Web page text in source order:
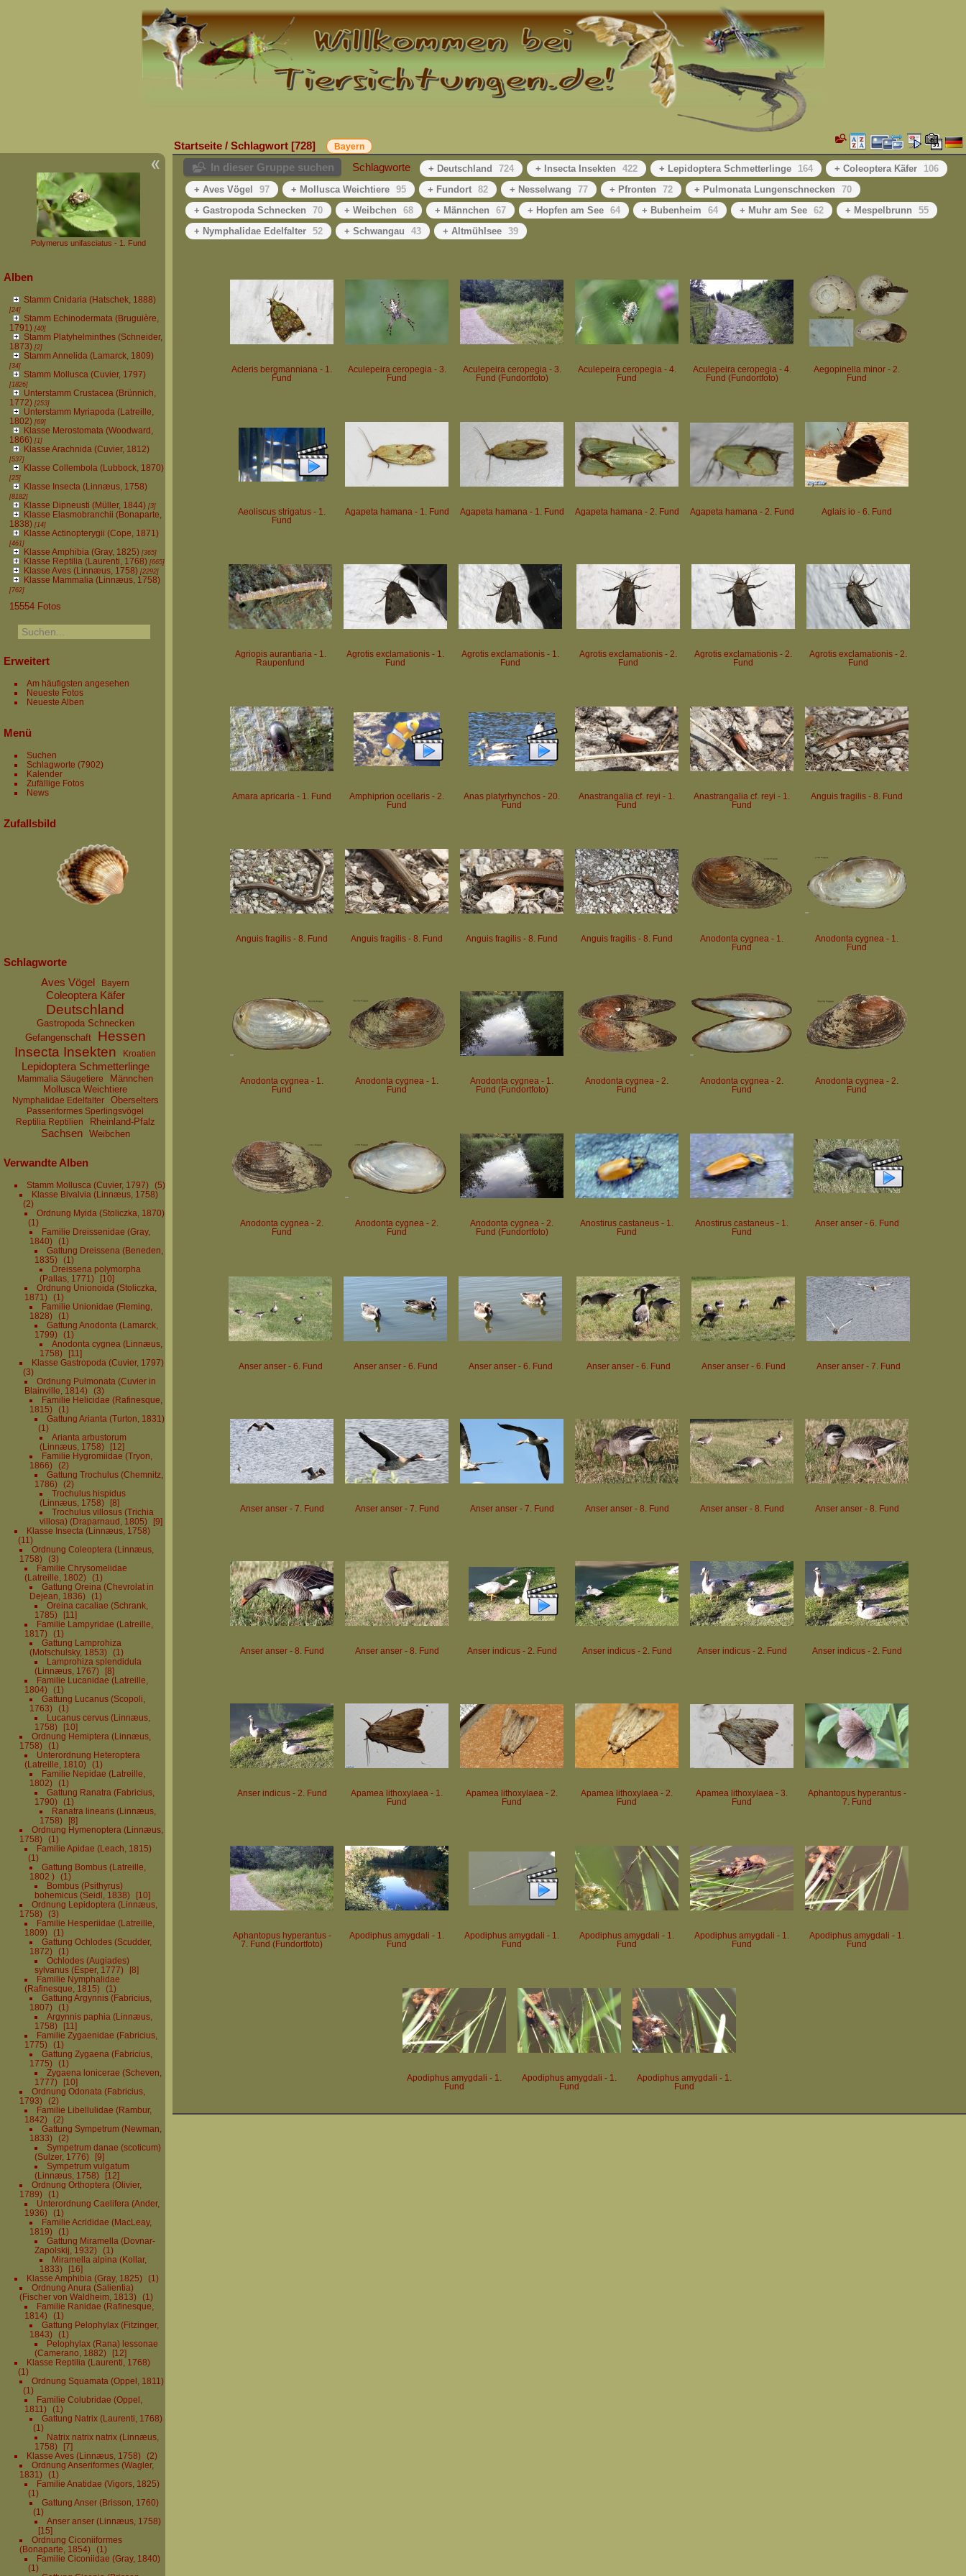
Polymerus unifasciatus - 1. Fund
Alben
Stamm Cnidaria (Hatschek, 1888)
[24]
Stamm Echinodermata (Bruguière,
1791)[40]
Stamm Platyhelminthes (Schneider,
1873)[2]
Stamm Annelida (Lamarck, 1809)
[34]
Stamm Mollusca (Cuvier, 1797)
[1826]
Unterstamm Crustacea (Brünnich,
1772)[253]
Unterstamm Myriapoda (Latreille,
1802)[69]
Klasse Merostomata (Woodward,
1866)[1]
Klasse Arachnida (Cuvier, 1812)
[537]
Klasse Collembola (Lubbock, 1870)
[25]
Klasse Insecta (Linnæus, 1758)
[8182]
Klasse Dipneusti (Müller, 1844)[3]
Klasse Elasmobranchii (Bonaparte,
1838)[14]
Klasse Actinopterygii (Cope, 1871)
[461]
Klasse Amphibia (Gray, 1825)[365]
Klasse Reptilia (Laurenti, 1768)[665]
Klasse Aves (Linnæus, 1758)[2292]
Klasse Mammalia (Linnæus, 1758)
[762]
15554 Fotos
Erweitert
Am häufigsten angesehen
Neueste Fotos
Neueste Alben
Menü
Suchen
Schlagworte (7902)
Kalender
Zufällige Fotos
News
Zufallsbild
Schlagworte
Aves Vögel
Bayern
Coleoptera Käfer
Deutschland
Gastropoda Schnecken
Gefangenschaft
Hessen
Insecta Insekten
Kroatien
Lepidoptera Schmetterlinge
Mammalia Säugetiere
Männchen
Mollusca Weichtiere
Nymphalidae Edelfalter Oberselters
Passeriformes Sperlingsvögel
Reptilia Reptilien
Rheinland-Pfalz
Sachsen Weibchen
Verwandte Alben
Stamm Mollusca (Cuvier, 1797)
5
Klasse Bivalvia (Linnæus, 1758)
2
Ordnung Myida (Stoliczka, 1870)
1
Familie Dreissenidae (Gray,
1840)
1
Gattung Dreissena (Beneden,
1835)
1
Dreissena polymorpha
(Pallas, 1771)
10
Ordnung Unionoida (Stoliczka,
1871)
1
Familie Unionidae (Fleming,
1828)
1
Gattung Anodonta (Lamarck,
1799)
1
Anodonta cygnea (Linnæus,
1758)
11
Klasse Gastropoda (Cuvier, 1797)
3
Ordnung Pulmonata (Cuvier in
Blainville, 1814)
3
Familie Helicidae (Rafinesque,
1815)
1
Gattung Arianta (Turton, 1831)
1
Arianta arbustorum
(Linnæus, 1758)
12
Familie Hygromiidae (Tryon,
1866)
2
Gattung Trochulus (Chemnitz,
1786)
2
Trochulus hispidus
(Linnæus, 1758)
8
Trochulus villosus (Trichia
villosa) (Draparnaud, 1805)
9
Klasse Insecta (Linnæus, 1758)
11
Ordnung Coleoptera (Linnæus,
1758)
3
Familie Chrysomelidae
(Latreille, 1802)
1
Gattung Oreina (Chevrolat in
Dejean, 1836)
1
Oreina cacaliae (Schrank,
1785)
11
Familie Lampyridae (Latreille,
1817)
1
Gattung Lamprohiza
(Motschulsky, 1853)
1
Lamprohiza splendidula
(Linnæus, 1767)
8
Familie Lucanidae (Latreille,
1804)
1
Gattung Lucanus (Scopoli,
1763)
1
Lucanus cervus (Linnæus,
1758)
10
Ordnung Hemiptera (Linnæus,
1758)
1
Unterordnung Heteroptera
(Latreille, 1810)
1
Familie Nepidae (Latreille,
1802)
1
Gattung Ranatra (Fabricius,
1790)
1
Ranatra linearis (Linnæus,
1758)
8
Ordnung Hymenoptera (Linnæus,
1758)
1
Familie Apidae (Leach, 1815)
1
Gattung Bombus (Latreille,
1802 )
1
Bombus (Psithyrus)
bohemicus (Seidl, 1838)
10
Ordnung Lepidoptera (Linnæus,
1758)
3
Familie Hesperiidae (Latreille,
1809)
1
Gattung Ochlodes (Scudder,
1872)
1
Ochlodes (Augiades)
sylvanus (Esper, 1777)
8
Familie Nymphalidae
(Rafinesque, 1815)
1
Gattung Argynnis (Fabricius,
1807)
1
Argynnis paphia (Linnæus,
1758)
11
Familie Zygaenidae (Fabricius,
1775)
1
Gattung Zygaena (Fabricius,
1775)
1
Zygaena lonicerae (Scheven,
1777)
10
Ordnung Odonata (Fabricius,
1793)
2
Familie Libellulidae (Rambur,
1842)
2
Gattung Sympetrum (Newman,
1833)
2
Sympetrum danae (scoticum)
(Sulzer, 1776)
9
Sympetrum vulgatum
(Linnæus, 1758)
12
Ordnung Orthoptera (Olivier,
1789)
1
Unterordnung Caelifera (Ander,
1936)
1
Familie Acrididae (MacLeay,
1819)
1
Gattung Miramella (Dovnar-
Zapolskij, 1932)
1
Miramella alpina (Kollar,
1833)
16
Klasse Amphibia (Gray, 1825)
1
Ordnung Anura (Salientia)
(Fischer von Waldheim, 1813)
1
Familie Ranidae (Rafinesque,
1814)
1
Gattung Pelophylax (Fitzinger,
1843)
1
Pelophylax (Rana) lessonae
(Camerano, 1882)
12
Klasse Reptilia (Laurenti, 1768)
1
Ordnung Squamata (Oppel, 1811)
1
Familie Colubridae (Oppel,
1811)
1
Gattung Natrix (Laurenti, 1768)
1
Natrix natrix natrix (Linnæus,
1758)
7
Klasse Aves (Linnæus, 1758)
2
Ordnung Anseriformes (Wagler,
1831)
1
Familie Anatidae (Vigors, 1825)
1
Gattung Anser (Brisson, 1760)
1
Anser anser (Linnæus, 1758)
15
Ordnung Ciconiiformes
(Bonaparte, 1854)
1
Familie Ciconiidae (Gray, 1840)
1
Startseite / Schlagwort 728 Bayern
In dieser Gruppe suchen Schlagworte + Deutschland 724 + Insecta Insekten 422 + Lepidoptera Schmetterlinge 164 + Coleoptera Käfer
106
+ Aves Vögel
97 + Mollusca Weichtiere 95 + Fundort 82 + Nesselwang 77 + Pfronten 72 + Pulmonata Lungenschnecken
70
+ Gastropoda Schnecken
70 + Weibchen 68 + Männchen 67 + Hopfen am See 64 + Bubenheim 64 + Muhr am See 62 + Mespelbrunn
55
+ Nymphalidae Edelfalter 52 + Schwangau 43 + Altmühlsee 39
Acleris bergmanniana - 1.
Fund
Aculepeira ceropegia - 3.
Fund
Aculepeira ceropegia - 3.
Fund (Fundortfoto)
Aculepeira ceropegia - 4.
Fund
Aculepeira ceropegia - 4.
Fund (Fundortfoto)
Aegopinella minor - 2.
Fund
Aeoliscus strigatus - 1.
Fund
Agapeta hamana - 1. Fund Agapeta hamana - 1. Fund Agapeta hamana - 2. Fund Agapeta hamana - 2. Fund Aglais io - 6. Fund
Agriopis aurantiaria - 1.
Raupenfund
Agrotis exclamationis - 1.
Fund
Agrotis exclamationis - 1.
Fund
Agrotis exclamationis - 2.
Fund
Agrotis exclamationis - 2.
Fund
Agrotis exclamationis - 2.
Fund
Amara apricaria - 1. Fund
Amphiprion ocellaris - 2.
Fund
Anas platyrhynchos - 20.
Fund
Anastrangalia cf. reyi - 1.
Fund
Anastrangalia cf. reyi - 1.
Fund
Anguis fragilis - 8. Fund
Anguis fragilis - 8. Fund Anguis fragilis - 8. Fund Anguis fragilis - 8. Fund Anguis fragilis - 8. Fund
Anodonta cygnea - 1.
Fund
Anodonta cygnea - 1.
Fund
Anodonta cygnea - 1.
Fund
Anodonta cygnea - 1.
Fund
Anodonta cygnea - 1.
Fund (Fundortfoto)
Anodonta cygnea - 2.
Fund
Anodonta cygnea - 2.
Fund
Anodonta cygnea - 2.
Fund
Anodonta cygnea - 2.
Fund
Anodonta cygnea - 2.
Fund
Anodonta cygnea - 2.
Fund (Fundortfoto)
Anostirus castaneus - 1.
Fund
Anostirus castaneus - 1.
Fund
Anser anser - 6. Fund
Anser anser - 6. Fund Anser anser - 6. Fund Anser anser - 6. Fund Anser anser - 6. Fund Anser anser - 6. Fund Anser anser - 7. Fund
Anser anser - 7. Fund Anser anser - 7. Fund Anser anser - 7. Fund Anser anser - 8. Fund Anser anser - 8. Fund Anser anser - 8. Fund
Anser anser - 8. Fund Anser anser - 8. Fund Anser indicus - 2. Fund Anser indicus - 2. Fund Anser indicus - 2. Fund Anser indicus - 2. Fund
Anser indicus - 2. Fund
Apamea lithoxylaea - 1.
Fund
Apamea lithoxylaea - 2.
Fund
Apamea lithoxylaea - 2.
Fund
Apamea lithoxylaea - 3.
Fund
Aphantopus hyperantus -
7. Fund
Aphantopus hyperantus -
7. Fund (Fundortfoto)
Apodiphus amygdali - 1.
Fund
Apodiphus amygdali - 1.
Fund
Apodiphus amygdali - 1.
Fund
Apodiphus amygdali - 1.
Fund
Apodiphus amygdali - 1.
Fund
Apodiphus amygdali - 1.
Fund
Apodiphus amygdali - 1.
Fund
Apodiphus amygdali - 1.
Fund